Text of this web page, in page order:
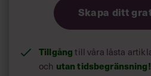
Skapa ditt
Tillgångtill våra låsta
och utan tidsbegränsning!